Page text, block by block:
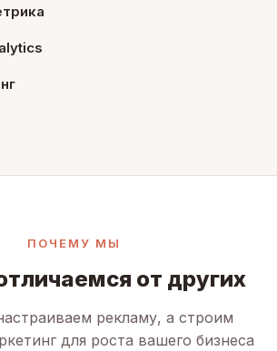
ПОЧЕМУ МЫ
от других
рекламу, а строим
для роста вашего бизнеса